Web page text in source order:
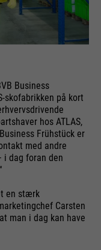
Business
skofabrikken på kort
hos ATLAS,
Frühstück er
med andre
i dag foran den
en stærk
Carsten
man i dag kan have